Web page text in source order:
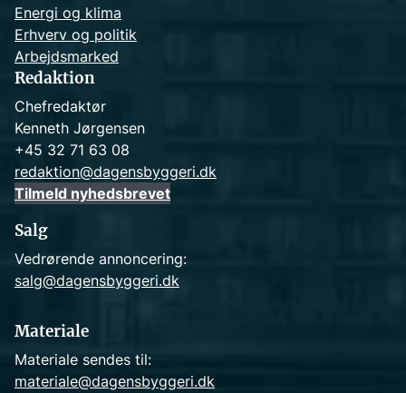
Energi og klima
Erhverv og politik
Arbejdsmarked
Redaktion
Chefredaktør
Kenneth Jørgensen
+45 32 71 63 08
redaktion@dagensbyggeri.dk
Tilmeld nyhedsbrevet
Salg
Vedrørende annoncering:
salg@dagensbyggeri.dk
Materiale
Materiale sendes til:
materiale@dagensbyggeri.dk